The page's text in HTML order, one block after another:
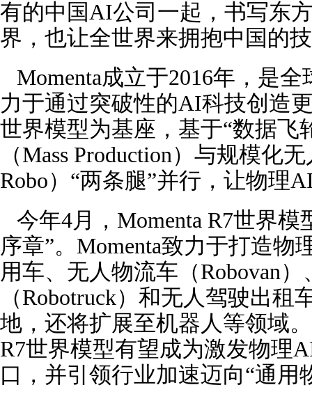
有的中国AI公司一起，书写东
界，也让全世界来拥抱中国的
Momenta成立于2016年，是
力于通过突破性的AI科技创造
世界模型为基座，基于“数据飞
（Mass Production）与规模化
Robo）“两条腿”并行，让物理
今年4月，Momenta R7世界
序章”。Momenta致力于打造
用车、无人物流车（Robovan
（Robotruck）和无人驾驶出租
地，还将扩展至机器人等领域
R7世界模型有望成为激发物理
口，并引领行业加速迈向“通用